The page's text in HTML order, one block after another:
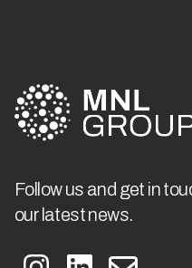
Follow us and get in
our latest news.